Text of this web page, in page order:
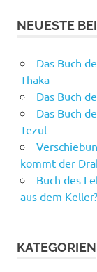
NEUESTE
Das Buch
Thaka
Das Buch
Das Buch
Tezul
kommt der
Buch des
aus dem Keller?
KATEGORIEN